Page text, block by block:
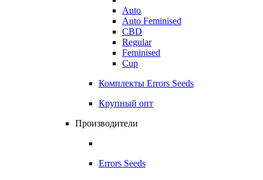
Auto
Auto Feminised
CBD
Regular
Feminised
Cup
Комплекты Errors Seeds
Крупный опт
Производители
Errors Seeds